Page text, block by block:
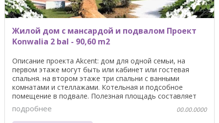
Жилой дом с мансардой и подвалом Проект
Konwalia 2 bal - 90,60 m2
Описание проекта Akcent: дом для одной семьи, на
первом этаже могут быть или кабинет или гостевая
спальня. на втором этаже три спальни с ванными
комнатами и стеллажами. Котельная и подсобное
помещение в подвале. Полезная площадь составляет
159,60 ...
подробнее 00.00.0000